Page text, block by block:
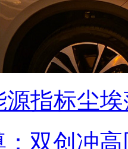
源指标尘
双创冲